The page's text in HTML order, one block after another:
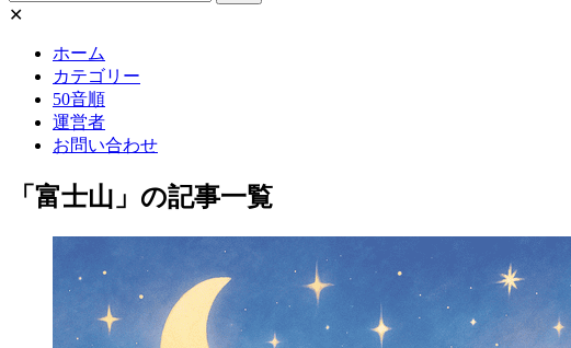
✕
ホーム
カテゴリー
50音順
運営者
お問い合わせ
「富士山」の記事一覧